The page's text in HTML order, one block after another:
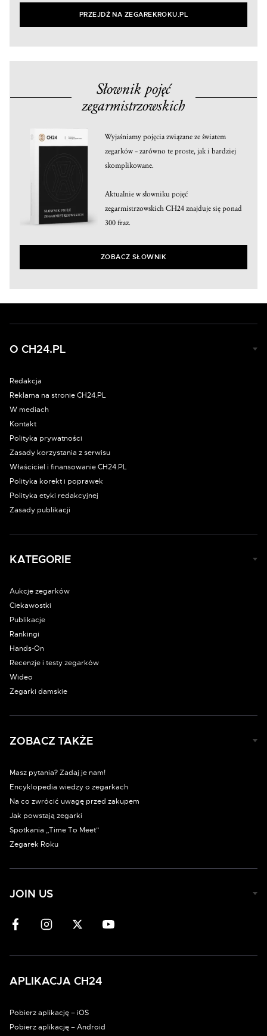
PRZEJDŹ NA ZEGAREKROKU.PL
Słownik pojęć
zegarmistrzowskich
Wyjaśniamy pojęcia związane ze światem
zegarków – zarówno te proste, jak i bardziej
skomplikowane.
Aktualnie w słowniku pojęć
zegarmistrzowskich CH24 znajduje się ponad
300 fraz.
ZOBACZ SŁOWNIK
O CH24.PL
Redakcja
Reklama na stronie CH24.PL
W mediach
Kontakt
Polityka prywatności
Zasady korzystania z serwisu
Właściciel i finansowanie CH24.PL
Polityka korekt i poprawek
Polityka etyki redakcyjnej
Zasady publikacji
KATEGORIE
Aukcje zegarków
Ciekawostki
Publikacje
Rankingi
Hands-On
Recenzje i testy zegarków
Wideo
Zegarki damskie
ZOBACZ TAKŻE
Masz pytania? Zadaj je nam!
Encyklopedia wiedzy o zegarkach
Na co zwrócić uwagę przed zakupem
Jak powstają zegarki
Spotkania „Time To Meet”
Zegarek Roku
JOIN US
APLIKACJA CH24
Pobierz aplikację – iOS
Pobierz aplikację – Android